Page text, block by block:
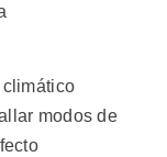
modos de